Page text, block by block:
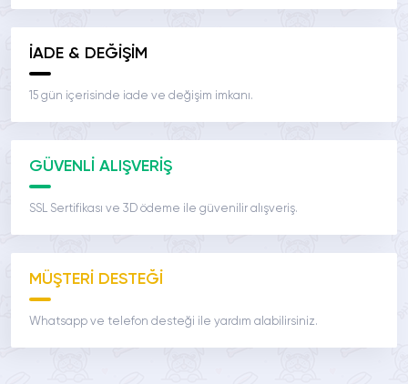
İADE & DEĞİŞİM
15 gün içerisinde iade ve değişim imkanı.
GÜVENLİ ALIŞVERİŞ
SSL Sertifikası ve 3D ödeme ile güvenilir alışveriş.
MÜŞTERİ DESTEĞİ
Whatsapp ve telefon desteği ile yardım alabilirsiniz.